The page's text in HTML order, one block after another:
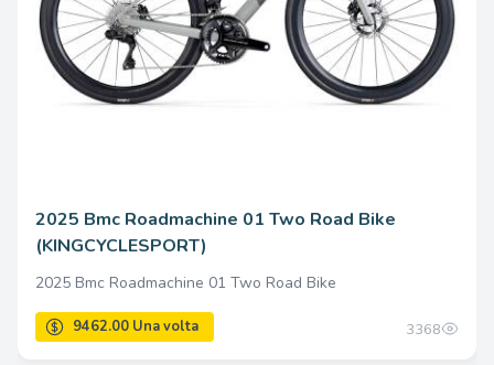
2025 Bmc Roadmachine 01 Two Road Bike
(KINGCYCLESPORT)
2025 Bmc Roadmachine 01 Two Road Bike
3368